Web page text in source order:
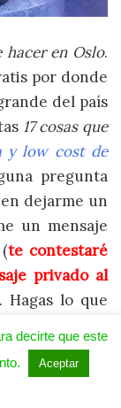
hacer en Oslo.
por donde
del país
17 cosas que
y low cost de
pregunta
dejarme un
un mensaje
te contestaré
privado al
Hagas lo que
decirte que este
Aceptar